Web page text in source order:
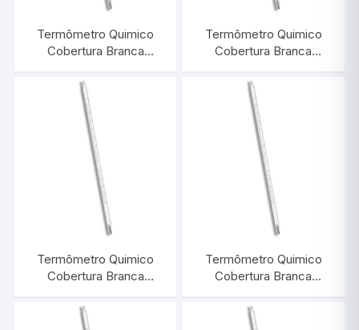
Termômetro Quimico
Cobertura Branca
INCOTERM 5037
Termômetro Quimico
Cobertura Branca
INCOTERM 5036
Termômetro Quimico
Cobertura Branca
INCOTERM 5035
Termômetro Quimico
Cobertura Branca
INCOTERM 5034